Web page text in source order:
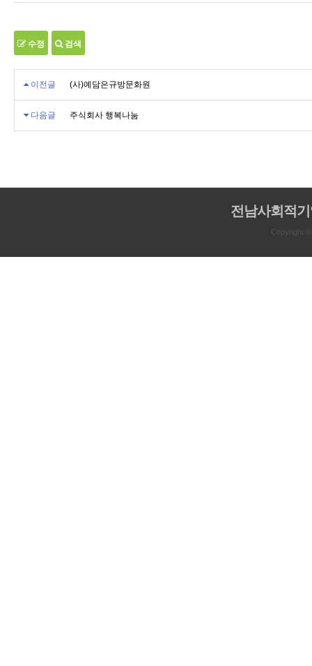
수정 검색
이전글 (사)예담은규방문화원
다음글 주식회사 행복나눔
전남사회적
Copyright